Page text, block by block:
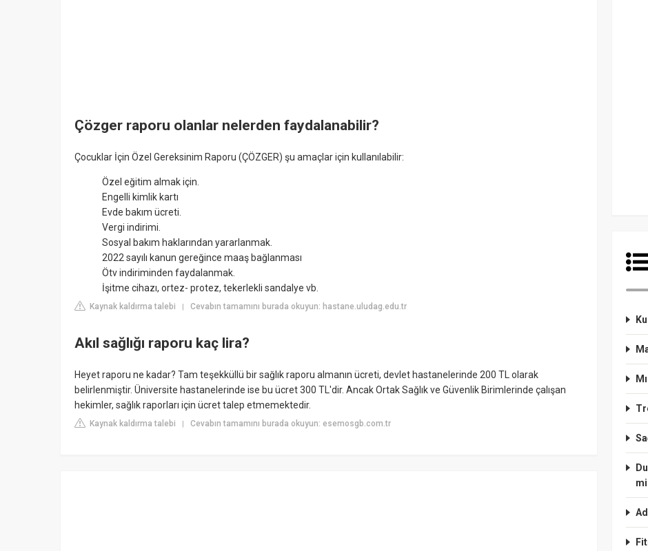
Çözger raporu olanlar nelerden faydalanabilir?
Çocuklar İçin Özel Gereksinim Raporu (ÇÖZGER) şu amaçlar için kullanılabilir:
Özel eğitim almak için.
Engelli kimlik kartı
Evde bakım ücreti.
Vergi indirimi.
Sosyal bakım haklarından yararlanmak.
2022 sayılı kanun gereğince maaş bağlanması
Ötv indiriminden faydalanmak.
İşitme cihazı, ortez- protez, tekerlekli sandalye vb.
Kaynak kaldırma talebi | Cevabın tamamını burada okuyun: hastane.uludag.edu.tr
Akıl sağlığı raporu kaç lira?
Heyet raporu ne kadar? Tam teşekküllü bir sağlık raporu almanın ücreti, devlet hastanelerinde 200 TL olarak
belirlenmiştir. Üniversite hastanelerinde ise bu ücret 300 TL'dir. Ancak Ortak Sağlık ve Güvenlik Birimlerinde çalışan
hekimler, sağlık raporları için ücret talep etmemektedir.
Kaynak kaldırma talebi | Cevabın tamamını burada okuyun: esemosgb.com.tr